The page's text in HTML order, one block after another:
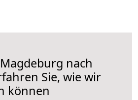
nach
Sie, wie wir
können